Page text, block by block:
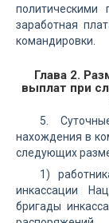
политическими
заработная
командировки.
Глава 2.
выплат при
5.
нахождения в
следующих
1)
инкассации
бригады